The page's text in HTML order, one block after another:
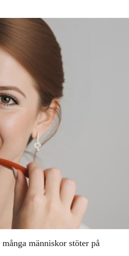
människor stöter på